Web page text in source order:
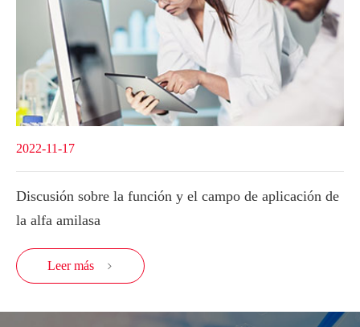
2022-11-17
Discusión sobre la función y el campo de aplicación de
la alfa amilasa
Leer más 